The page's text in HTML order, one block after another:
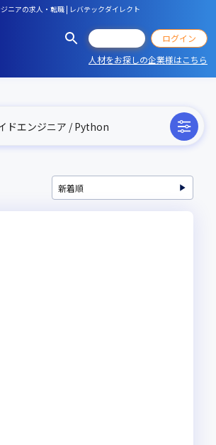
ニアの求人・転職 | レバテックダイレクト
ログイン
人材をお探しの企業様はこちら
ドエンジニア / Python